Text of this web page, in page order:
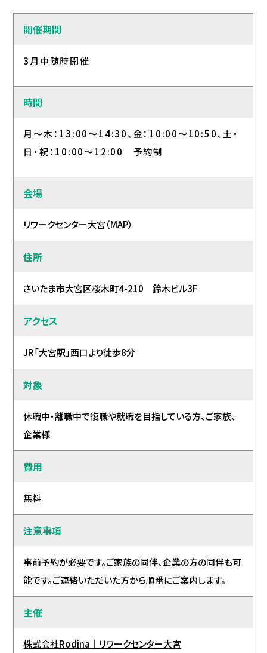
開催期間
3月中随時開催
時間
月～木：13:00～14:30、金：10:00～10:50、土・
日・祝：10:00～12:00 予約制
会場
リワークセンター大宮（MAP）
住所
さいたま市大宮区桜木町4-210 鈴木ビル3F
アクセス
JR「大宮駅」西口より徒歩8分
対象
休職中・離職中で復職や就職を目指している方、ご家族、
企業様
費用
無料
注意事項
事前予約が必要です。ご家族の同伴、企業の方の同伴も可
能です。ご連絡いただいた方から順番にご案内します。
主催
株式会社Rodina｜リワークセンター大宮